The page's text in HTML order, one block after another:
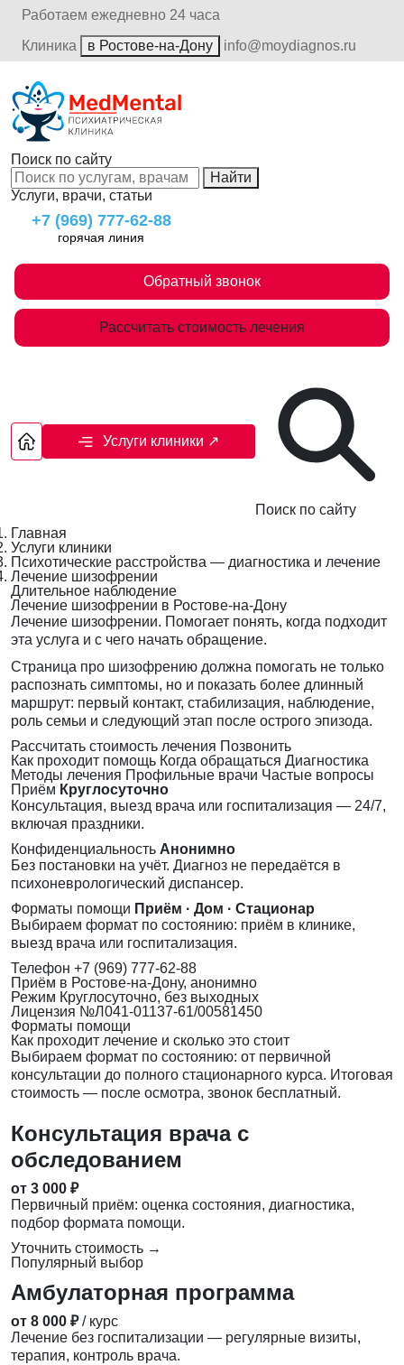
Работаем ежедневно 24 часа
Клиника
в Ростове-на-Дону info@moydiagnos.ru
Поиск по сайту
Найти
Услуги, врачи, статьи
+7 (969) 777-62-88
горячая линия
Обратный звонок
Рассчитать стоимость лечения
Услуги клиники ↗
Поиск по сайту
Главная
Услуги клиники
Психотические расстройства — диагностика и лечение
Лечение шизофрении
Длительное наблюдение
Лечение шизофрении в Ростове-на-Дону
Лечение шизофрении. Помогает понять, когда подходит
эта услуга и с чего начать обращение.
Страница про шизофрению должна помогать не только
распознать симптомы, но и показать более длинный
маршрут: первый контакт, стабилизация, наблюдение,
роль семьи и следующий этап после острого эпизода.
Рассчитать стоимость лечения Позвонить
Как проходит помощь Когда обращаться Диагностика
Методы лечения Профильные врачи Частые вопросы
Приём Круглосуточно
Консультация, выезд врача или госпитализация — 24/7,
включая праздники.
Конфиденциальность Анонимно
Без постановки на учёт. Диагноз не передаётся в
психоневрологический диспансер.
Форматы помощи Приём · Дом · Стационар
Выбираем формат по состоянию: приём в клинике,
выезд врача или госпитализация.
Телефон +7 (969) 777-62-88
Приём в Ростове-на-Дону, анонимно
Режим Круглосуточно, без выходных
Лицензия №Л041-01137-61/00581450
Форматы помощи
Как проходит лечение и сколько это стоит
Выбираем формат по состоянию: от первичной
консультации до полного стационарного курса. Итоговая
стоимость — после осмотра, звонок бесплатный.
Консультация врача с
обследованием
от 3 000 ₽
Первичный приём: оценка состояния, диагностика,
подбор формата помощи.
Уточнить стоимость →
Популярный выбор
Амбулаторная программа
от 8 000 ₽ / курс
Лечение без госпитализации — регулярные визиты,
терапия, контроль врача.